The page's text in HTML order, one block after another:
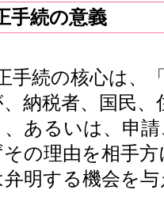
手続の意義
手続の核心は、
納税者、国民
、あるいは、申
その理由を相手
弁明する機会を